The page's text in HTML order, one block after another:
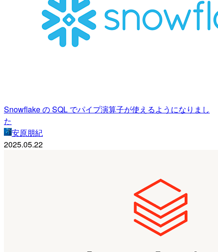
Snowflake の SQL でパイプ演算子が使えるようになりまし
た
安原朋紀
2025.05.22